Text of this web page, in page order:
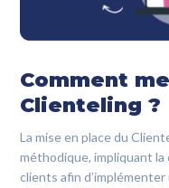
Comment
Clienteling ?
La mise en place du
méthodique, impliquant la
clients afin